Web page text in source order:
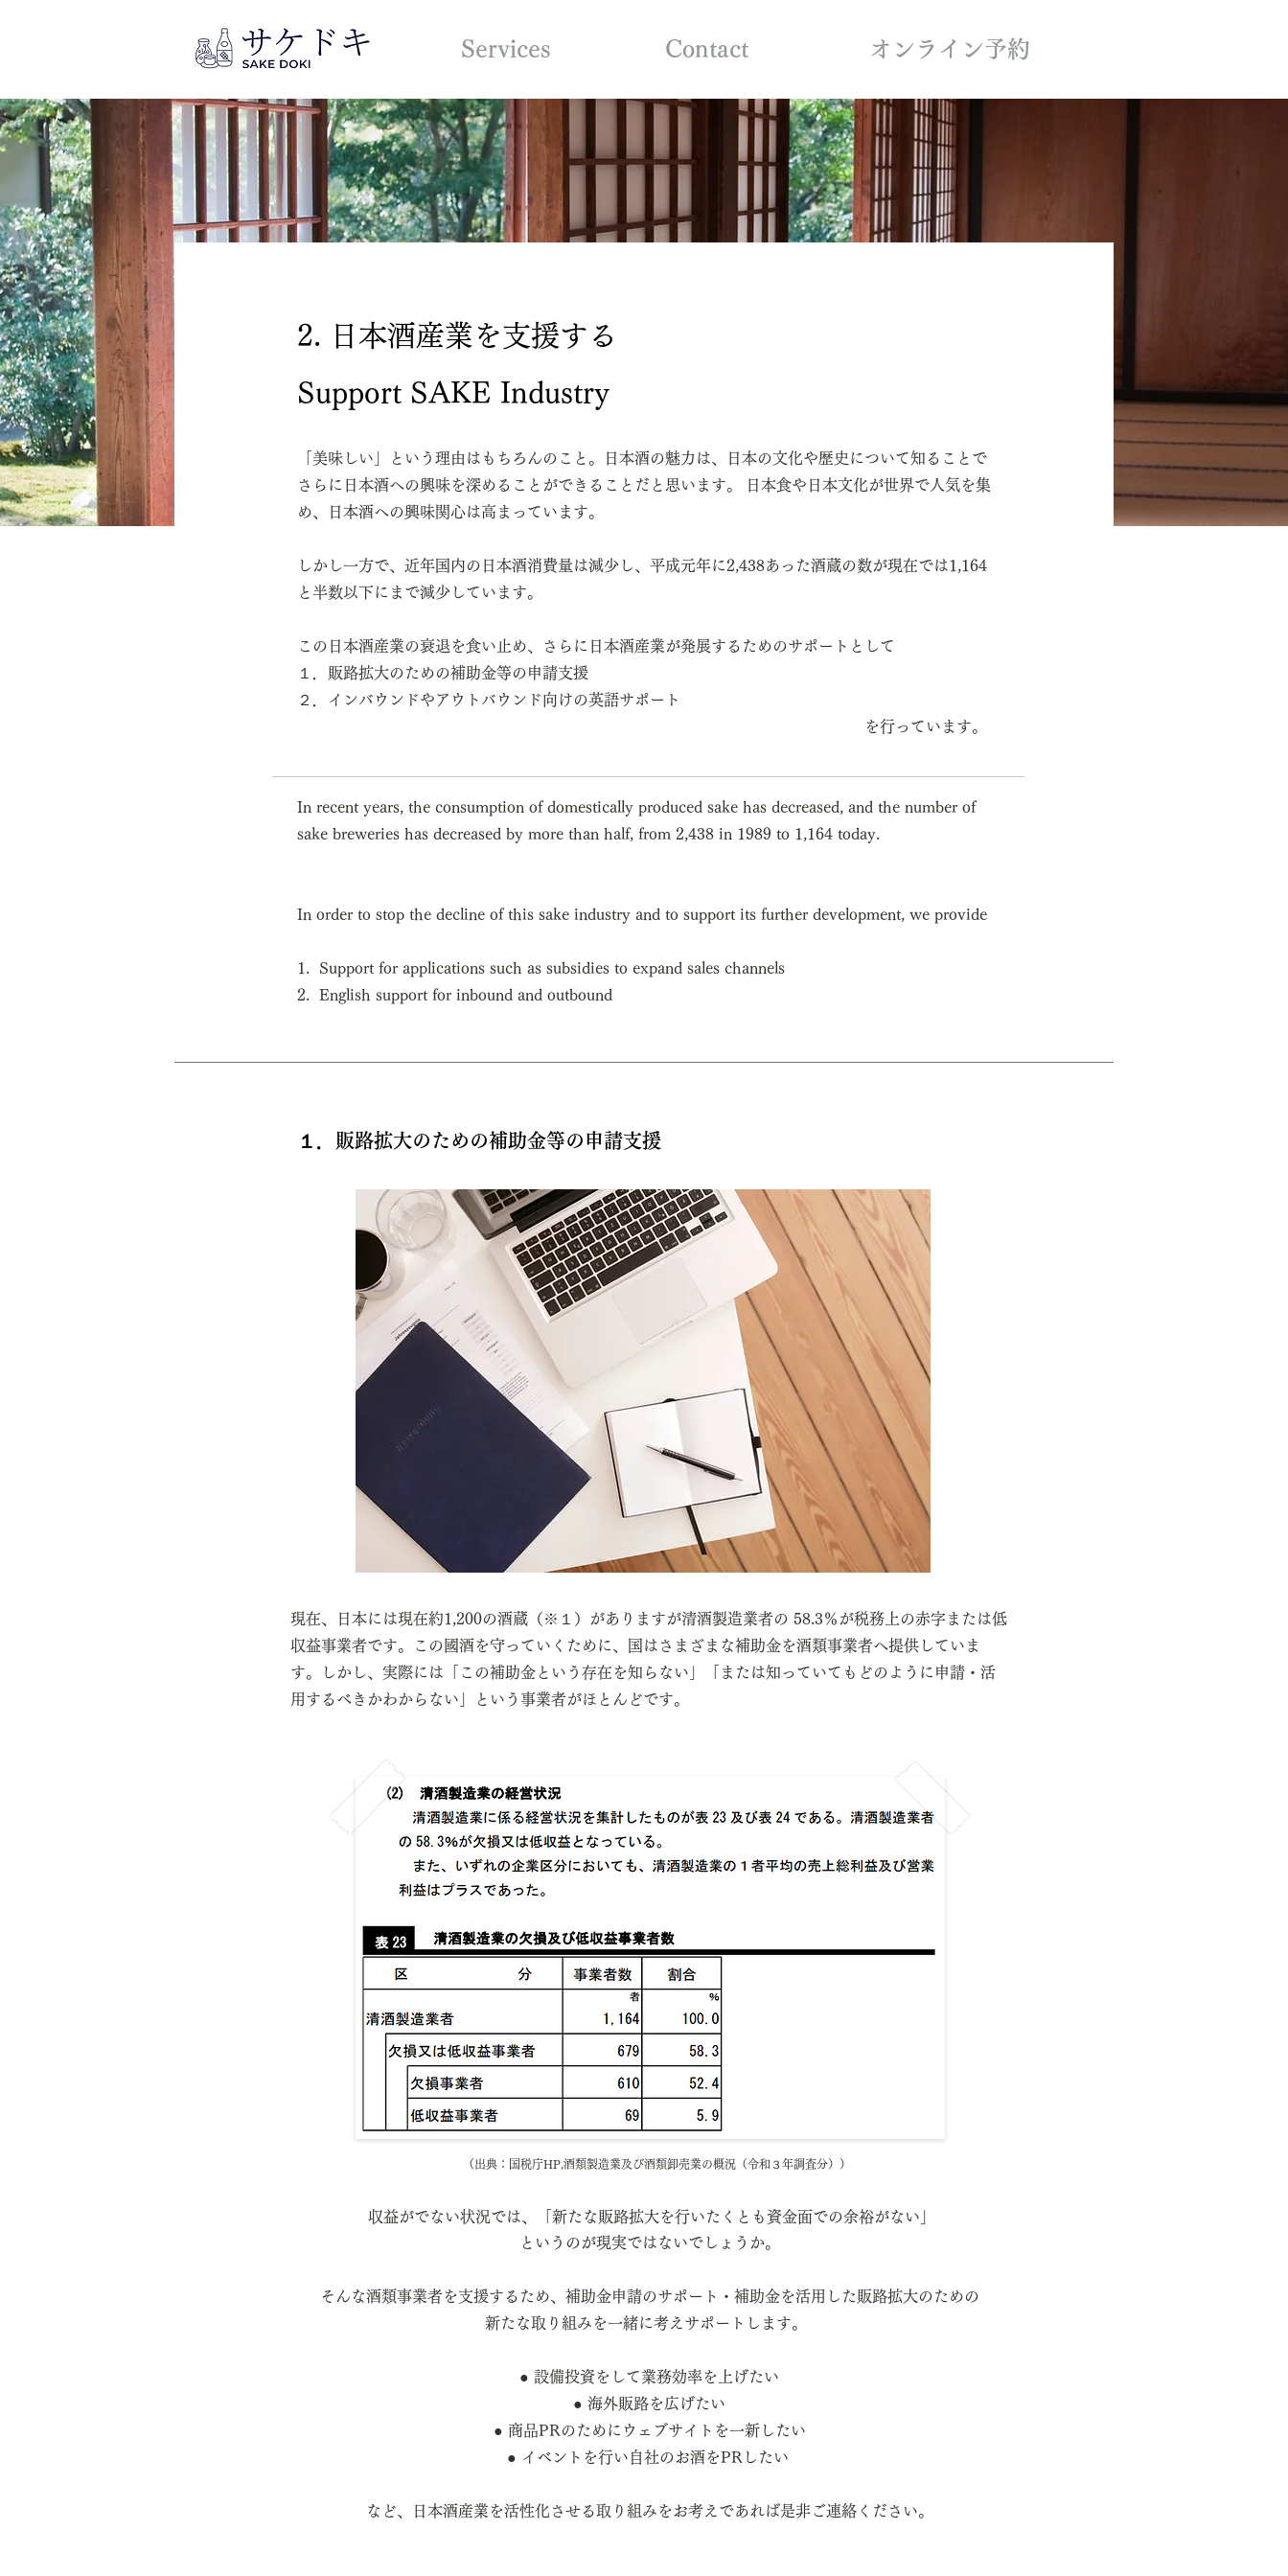
&
Services Contact オンライン予約
​2. 日本酒産業を支援する
Support SAKE Industry
「美味しい」という理由はもちろんのこと。日本酒の魅力は、日本の文化や歴史について知ることで
さらに日本酒への興味を深めることができることだと思います。
日本食や日本文化が世界で人気を集
め、日本酒への興味関心は高まっています。
しかし一方で、近年国内の日本酒消費量は減少し、平成元年に2,438あった酒蔵の数が現在では1,164
と半数以下にまで減少しています。
この日本酒産業の衰退を食い止め、さらに日本酒産業が発展するためのサポートとして
１．販路拡大のための補助金等の申請支援
２．インバウンドやアウトバウンド向けの英語サポート
を行っています。
In recent years, the consumption of domestically produced sake has decreased, and the number of
sake breweries has decreased by more than half, from 2,438 in 1989 to 1,164 today.
In order to stop the decline of this sake industry and to support its further development, we provide
1. Support for applications such as subsidies to expand sales channels
2. English support for inbound and outbound
１．販路拡大のための補助金等の申請支援
現在、日本には現在約1,200の酒蔵（※１）がありますが清酒製造業者の 58.3％が税務上の赤字または低
収益事業者です。
この國酒を守っていくために、国はさまざまな補助金を酒類事業者へ提供していま
す。しかし、実際には「この補助金という存在を知らない」「または知っていてもどのように申請・活
用するべきかわからない」という事業者がほとんどです。
（出典：国税庁HP,酒類製造業及び酒類卸売業の概況（令和３年調査分））
収益がでない状況では、「新たな販路拡大を行いたくとも資金面での余裕がない」
というのが現実ではないでしょうか。
そんな酒類事業者を支援するため、補助金申請のサポート・補助金を活用した販路拡大のための
新たな取り組みを一緒に考えサポートします。
● 設備投資をして業務効率を上げたい
● 海外販路を広げたい
● 商品PRのためにウェブサイトを一新したい
● イベントを行い自社のお酒をPRしたい
など、日本酒産業を活性化させる取り組みをお考えであれば是非ご連絡ください。